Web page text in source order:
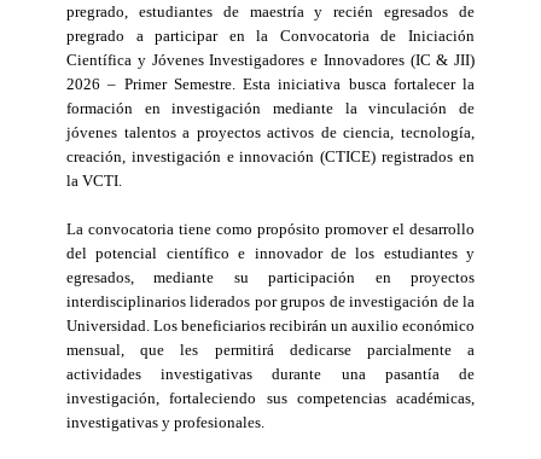
pregrado, estudiantes de maestría y recién egresados de
pregrado a participar en la Convocatoria de Iniciación
Científica y Jóvenes Investigadores e Innovadores (IC & JII)
2026 – Primer Semestre. Esta iniciativa busca fortalecer la
formación en investigación mediante la vinculación de
jóvenes talentos a proyectos activos de ciencia, tecnología,
creación, investigación e innovación (CTICE) registrados en
la VCTI.
La convocatoria tiene como propósito promover el desarrollo
del potencial científico e innovador de los estudiantes y
egresados, mediante su participación en proyectos
interdisciplinarios liderados por grupos de investigación de la
Universidad. Los beneficiarios recibirán un auxilio económico
mensual, que les permitirá dedicarse parcialmente a
actividades investigativas durante una pasantía de
investigación, fortaleciendo sus competencias académicas,
investigativas y profesionales.